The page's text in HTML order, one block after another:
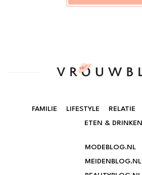
FAMILIE LIFESTYLE RELATIE
ETEN & DRINKEN
MODEBLOG.NL
MEIDENBLOG.NL